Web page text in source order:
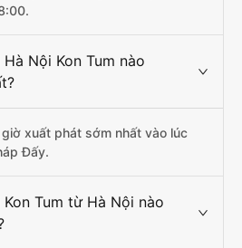
Nội Kon Tum nào
xuất phát sớm nhất vào lúc
Đấy.
Tum từ Hà Nội nào